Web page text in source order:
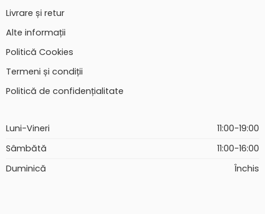
Livrare și retur
Alte informații
Politică Cookies
Termeni și condiții
Politică de confidențialitate
Luni-Vineri
11:00-19:00
Sâmbătă
11:00-16:00
Duminică
Închis